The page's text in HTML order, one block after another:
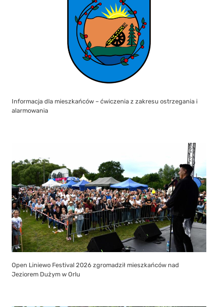
Informacja dla mieszkańców – ćwiczenia z zakresu ostrzegania i
alarmowania
Open Liniewo Festival 2026 zgromadził mieszkańców nad
Jeziorem Dużym w Orlu